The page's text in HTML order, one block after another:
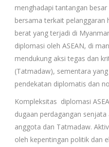
menghadapi tantangan
bersama terkait pelanggaran
berat yang terjadi di
diplomasi oleh ASEAN, di
mendukung aksi tegas dan
(Tatmadaw), sementara
pendekatan diplomatis dan
Kompleksitas diplomasi
dugaan perdagangan
anggota dan Tatmadaw.
oleh kepentingan politik dan